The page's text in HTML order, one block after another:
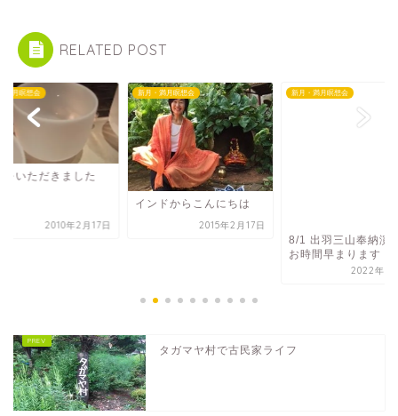
RELATED POST
満月瞑想会
をいただきました
2010年2月17日
新月・満月瞑想会
インドからこんにちは
2015年2月17日
新月・満月瞑想会
8/1 出羽三山奉納演
お時間早まります
2022年7
タガマヤ村で古民家ライフ